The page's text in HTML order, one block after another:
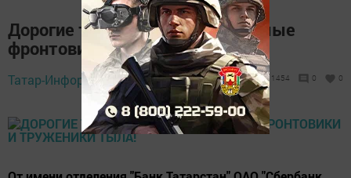
Дорогие татарстанцы! Уважаемые
фронтовики и труженики тыла!
Татар-Информ, 8 мая 2015 - 05:08 1454 0 0